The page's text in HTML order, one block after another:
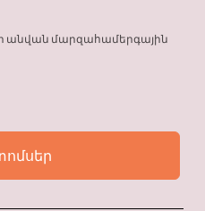
անվան մարզահամերգային